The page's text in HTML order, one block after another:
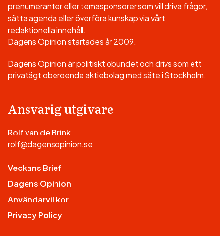
prenumeranter eller temasponsorer som vill driva frågor,
sätta agenda eller överföra kunskap via vårt
redaktionella innehåll.
Dagens Opinion startades år 2009.
Dagens Opinion är politiskt obundet och drivs som ett
privatägt oberoende aktiebolag med säte i Stockholm.
Ansvarig utgivare
Rolf van de Brink
rolf@dagensopinion.se
Veckans Brief
Dagens Opinion
Användarvillkor
Privacy Policy